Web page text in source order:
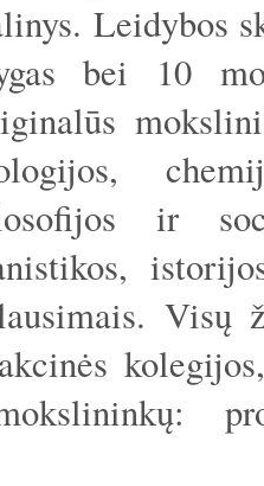
Leidybos
bei 10
ir
Visų